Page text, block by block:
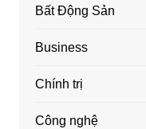
Bất Động Sản
Business
Chính trị
Công nghệ